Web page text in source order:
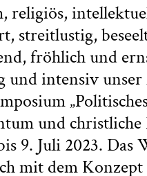
religiös,
streitlustig,
fröhlich und
und intensiv unser
und christliche
9. Juli 2023. Das
mit dem